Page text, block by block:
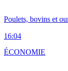
Poulets, bovins et
16:04
ÉCONOMIE